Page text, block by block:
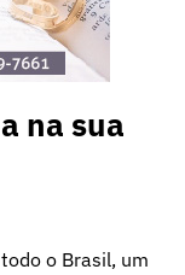
na sua
o Brasil, um